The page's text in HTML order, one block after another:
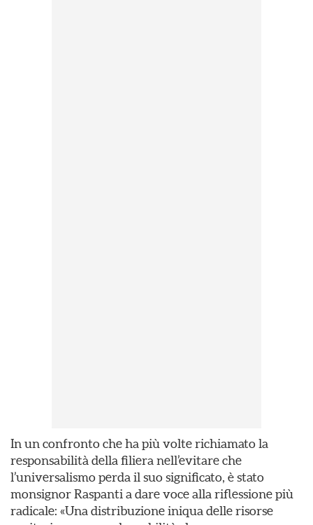
In un confronto che ha più volte richiamato la
responsabilità della filiera nell’evitare che
l’universalismo perda il suo significato, è stato
monsignor Raspanti a dare voce alla riflessione più
radicale: «Una distribuzione iniqua delle risorse